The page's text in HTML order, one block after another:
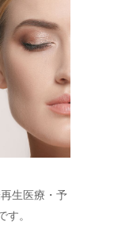
生医療・予
。